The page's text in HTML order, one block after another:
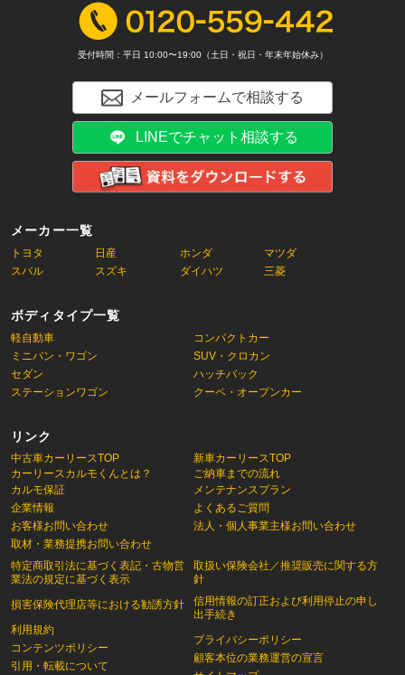
メーカー一覧
トヨタ 日産 ホンダ
マツダ
スバル
スズキ ダイハツ 三菱
ボディタイプ一覧
軽自動車
コンパクトカー
ミニバン・ワゴン
SUV・クロカン
セダン
ハッチバック
ステーションワゴン
クーペ・オープンカー
リンク
中古車カーリースTOP
カーリースカルモくんとは？
新車カーリースTOP
ご納車までの流れ
カルモ保証
企業情報
お客様お問い合わせ
取材・業務提携お問い合わせ
特定商取引法に基づく表記・古物営
業法の規定に基づく表示
損害保険代理店等における勧誘方針
利用規約
コンテンツポリシー
引用・転載について
メンテナンスプラン
よくあるご質問
法人・個人事業主様お問い合わせ
取扱い保険会社／推奨販売に関する方
針
信用情報の訂正および利用停止の申し
出手続き
プライバシーポリシー
顧客本位の業務運営の宣言
受付時間：平日 10:00〜19:00（土日・祝日・年末年始休み）
メールフォームで相談する
LINEでチャット相談する